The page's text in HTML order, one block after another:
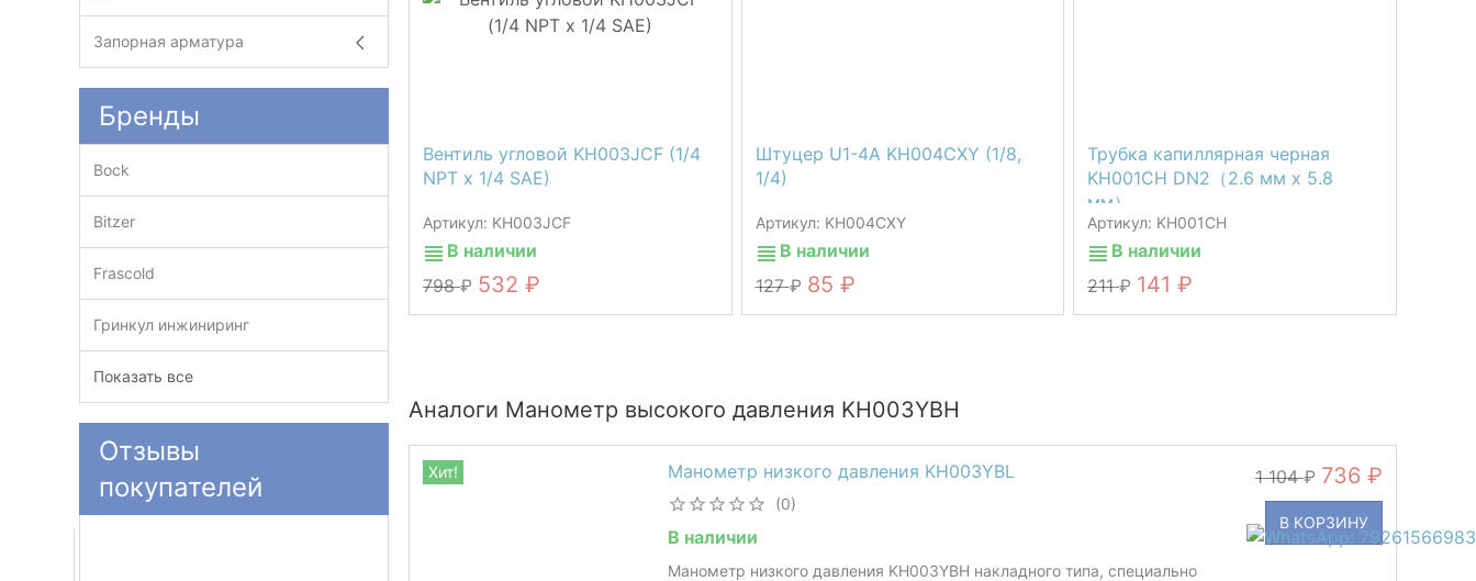
Вентиль угловой KH003JCF (1/4
NPT х 1/4 SAE)
Артикул: KH003JCF
В наличии
798
532
Штуцер U1-4A KH004CXY (1/8,
1/4)
Артикул: KH004CXY
В наличии
127
85
Трубка капиллярная черная
KH001CH DN2（2.6 мм х 5.8
мм）
Артикул: KH001CH
В наличии
211
141
Аналоги Манометр высокого давления KH003YBH
Манометр низкого давления KH003YBL
(0)
В наличии
​Манометр низкого давления KH003YBH накладного типа, специально
1 104 736
В КОРЗИНУ
Хит!
Запорная арматура
Бренды
Bock
Bitzer
Frascold
Гринкул инжиниринг
Показать все
Отзывы
покупателей